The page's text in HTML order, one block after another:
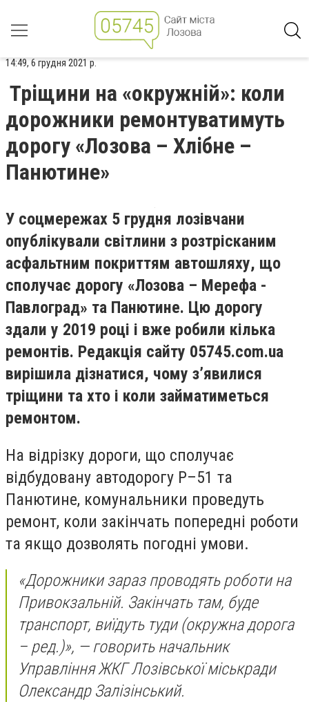
14:49, 6 грудня 2021 р.
Тріщини на «окружній»: коли
дорожники ремонтуватимуть
дорогу «Лозова – Хлібне –
Панютине»
У соцмережах 5 грудня лозівчани
опублікували світлини з розтрісканим
асфальтним покриттям автошляху, що
сполучає дорогу «Лозова – Мерефа -
Павлоград» та Панютине. Цю дорогу
здали у 2019 році і вже робили кілька
ремонтів. Редакція сайту 05745.com.ua
вирішила дізнатися, чому з’явилися
тріщини та хто і коли займатиметься
ремонтом.
На відрізку дороги, що сполучає
відбудовану автодорогу Р–51 та
Панютине, комунальники проведуть
ремонт, коли закінчать попередні роботи
та якщо дозволять погодні умови.
«Дорожники зараз проводять роботи на
Привокзальній. Закінчать там, буде
транспорт, виїдуть туди (окружна дорога
– ред.)», — говорить начальник
Управління ЖКГ Лозівської міськради
Олександр Залізінський.